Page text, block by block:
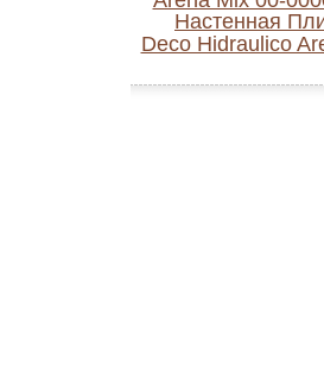
Deco Hidraulico